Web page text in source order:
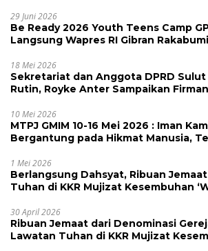
29 Juni 2026
Be Ready 2026 Youth Teens Camp
Langsung Wapres RI Gibran
18 Mei 2026
Sekretariat dan Anggota DPRD Sulut
Rutin, Royke Anter Sampaikan
10 Mei 2026
MTPJ GMIM 10-16 Mei 2026 : Iman
Bergantung pada Hikmat Manusia,
1 Mei 2026
Berlangsung Dahsyat, Ribuan
Tuhan di KKR Mujizat Kesembuhan ‘Waktunya Sudah
30 April 2026
Ribuan Jemaat dari Denominasi
Lawatan Tuhan di KKR Mujizat Kesembuhan Malam Ke